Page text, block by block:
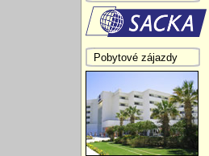
Pobytové zájazdy